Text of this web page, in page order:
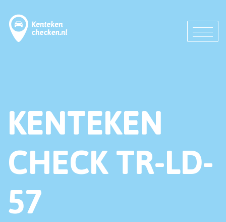
KENTEKEN
CHECK TR-LD-
57